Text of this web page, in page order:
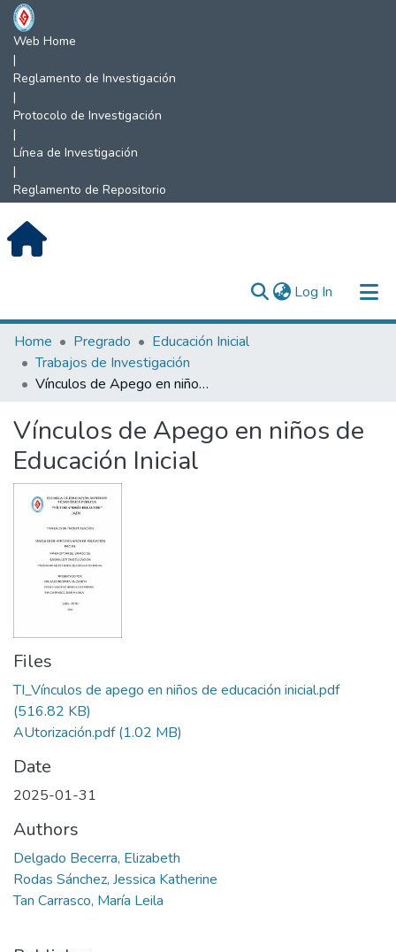
Web Home
|
Reglamento de Investigación
|
Protocolo de Investigación
|
Línea de Investigación
|
Reglamento de Repositorio
Log In (current)
Communities & Collections
All of DSpace
Home Pregrado
Educación Inicial
Trabajos de Investigación
Vínculos de Apego en niños de Educación Inicial
Vínculos de Apego en niños de
Educación Inicial
Files
TI_Vínculos de apego en niños de educación inicial.pdf
(516.82 KB)
AUtorización.pdf(1.02 MB)
Date
2025-01-31
Authors
Delgado Becerra, Elizabeth
Rodas Sánchez, Jessica Katherine
Tan Carrasco, María Leila